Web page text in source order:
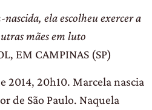
ela escolheu exercer a
mães em luto
EM CAMPINAS (SP)
2014, 20h10. Marcela nascia
de São Paulo. Naquela